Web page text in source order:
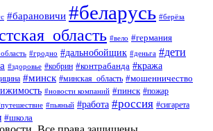
#барановичи #беларусь #берёза
#вело #германия
#гродно #дальнобойщик #деньга #дети
#здоровье #кобрин #контрабанда #кража
#минск #минская_область #мошенничество
#новости компаний #пинск #пожар
#пьяный #работа #россия #сигарета
#школа